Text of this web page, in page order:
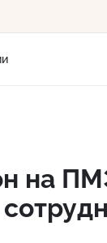
12 м/с
на